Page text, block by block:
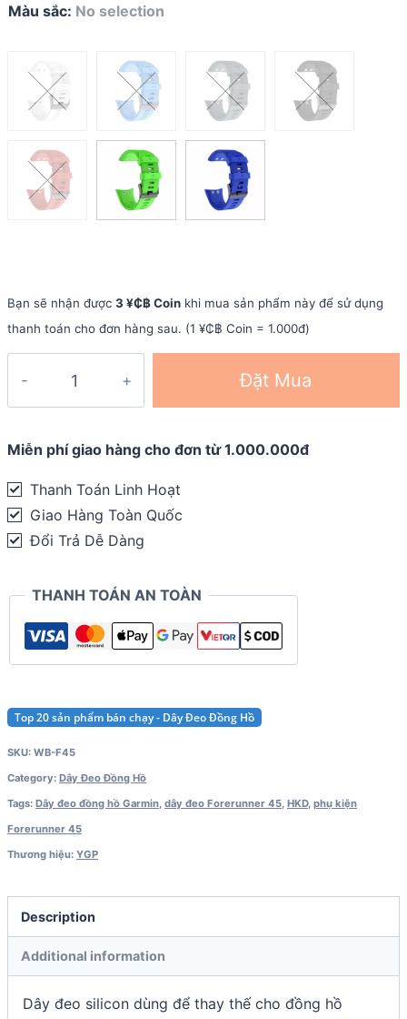
Màu sắc: No selection
Bạn sẽ nhận được 3 ¥₵฿ Coin khi mua sản phẩm này để sử dụng
thanh toán cho đơn hàng sau. (1 ¥₵฿ Coin = 1.000đ)
hồ
Garmin
Forerunner
45
mm)
quantity
Đặt Mua
Miễn phí giao hàng cho đơn từ 1.000.000đ
Thanh Toán Linh Hoạt
Giao Hàng Toàn Quốc
Đổi Trả Dễ Dàng
THANH TOÁN AN TOÀN
Top 20 sản phẩm bán chạy - Dây Đeo Đồng Hồ
SKU: WB-F45
Category: Dây Đeo Đồng Hồ
Tags: Dây đeo đồng hồ Garmin, dây đeo Forerunner 45, HKD, phụ kiện
Forerunner 45
Thương hiệu: YGP
Description
Additional information
Dây đeo silicon dùng để thay thế cho đồng hồ